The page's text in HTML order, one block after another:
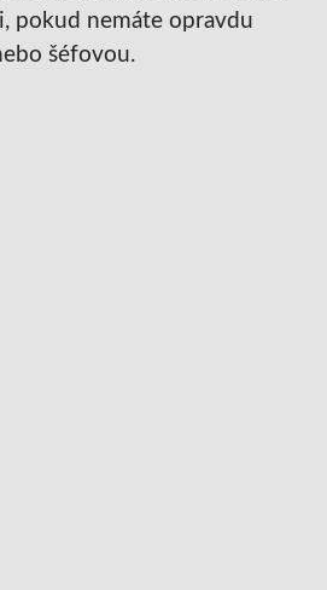
pokud nemáte opravdu
šéfovou.